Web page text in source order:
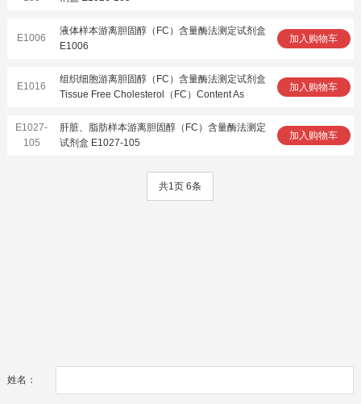
E1006
液体样本游离胆固醇（FC）含量酶法测定试剂盒
E1006
加入购物车
E1016
组织细胞游离胆固醇（FC）含量酶法测定试剂盒
Tissue Free Cholesterol（FC）Content As
加入购物车
E1027-
105
肝脏、脂肪样本游离胆固醇（FC）含量酶法测定
试剂盒 E1027-105
加入购物车
共1页 6条
姓名：